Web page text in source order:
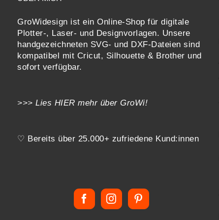
GroWidesign ist ein Online-Shop für digitale
Plotter-, Laser- und Designvorlagen. Unsere
handgezeichneten SVG- und DXF-Dateien sind
kompatibel mit Cricut, Silhouette & Brother und
sofort verfügbar.
>>> Lies HIER mehr über GroWi!
♡ Bereits über 25.000+ zufriedene Kund:innen